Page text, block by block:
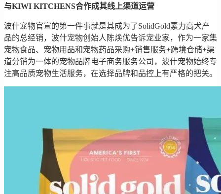
与KIWI KITCHENS合作成其线上渠道运营
波什宠物官宣的第一件事就是其成为了SolidGold素力高犬产
品的总经销，波什宠物创始人陈焕优告诉宠业家，作为一家集
宠物食品、宠物用品和宠物药品采购+销售服务+跨境仓储+渠
道分销为一体的宠物品牌电子商务服务公司，波什宠物始终专
注高品质宠物生活服务，在选择品牌和品控上有严格的把关。